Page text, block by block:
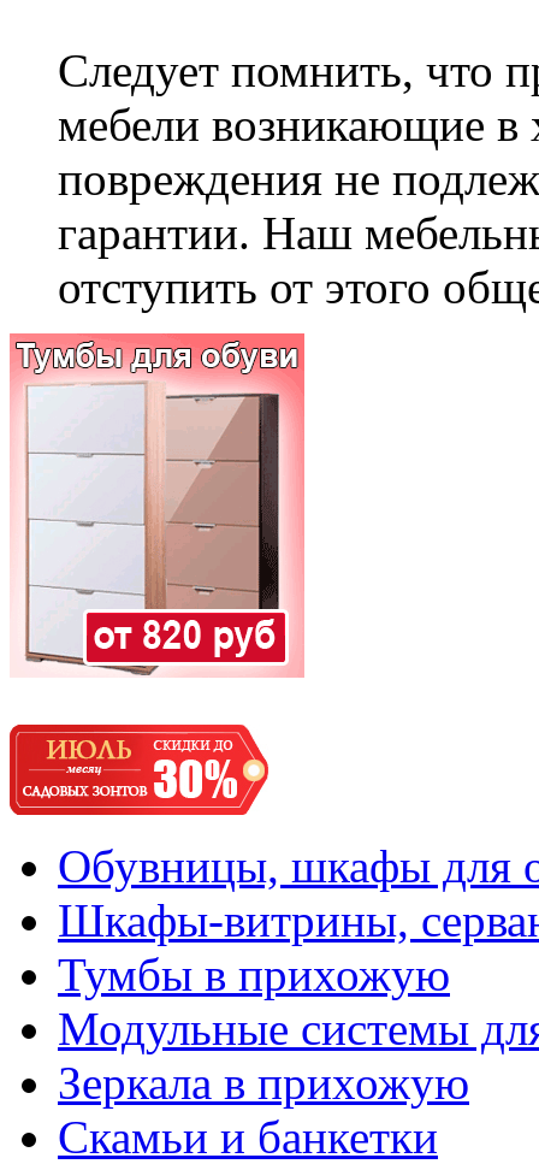
Следует помнить, что
мебели возникающие в
повреждения не
гарантии. Наш
отступить от этого
Обувницы, шкафы для
Шкафы-витрины,
Тумбы в прихожую
Модульные системы
Зеркала в прихожую
Скамьи и банкетки